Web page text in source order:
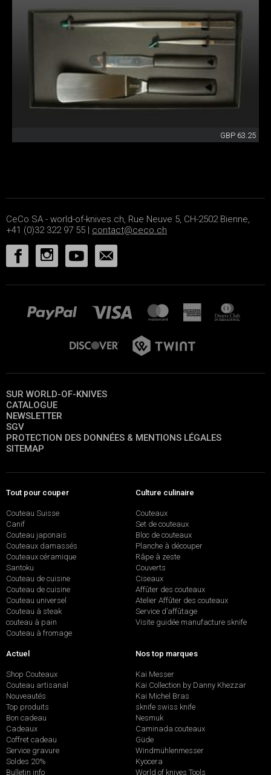
GBP 63.25
CeCo SA - world-of-knives.ch, Rue Neuve 5, CH-2502 Bienne,
+41 (0)32 322 97 55 | contact@ceco.ch
SUR WORLD-OF-KNIVES
CATALOGUE
NEWSLETTER
SGV
PROTECTION DES DONNÉES & MENTIONS LÉGALES
SITEMAP
Tout pour couper
Couteau Suisse
Canif
Couteau japonais
Couteaux damassés
Couteaux céramique
Santoku
Couteau de cuisine
Couteau de cuisine
Couteau universel
Couteau à steak
couteau à pain
Couteau à fromage
Culture culinaire
Couteaux
Set de couteaux
Bloc de couteaux
Planche à découper
Râpe à zeste
Couverts
Ciseaux
Affûter des couteaux
Atelier Affûter des couteaux
Service d’affûtage
Visite guidée manufacture sknife
Actuel
Shop Couteaux
Couteau artisanal
Nouveautés
Top produits
Bon cadeau
Cadeaux
Coffret cadeau
Service gravure
Soldes 20%
Bulletin info
Nos top marques
Kai Messer
Kai Collection by Danny Khezzar
Kai Michel Bras
sknife swiss knife
Nesmuk
Caminada couteaux
Güde
Windmühlenmesser
Kyocera
World of knives Tools